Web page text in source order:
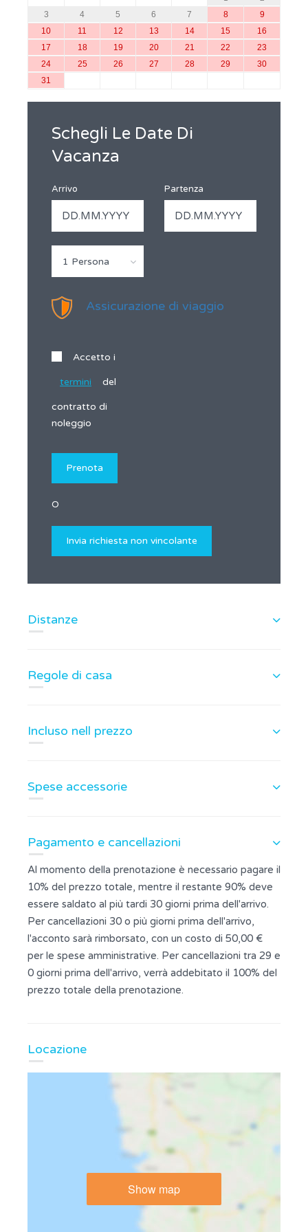
3
4 5 6 7 8
9
10
11 12 13 14 15
16
17
18 19 20 21 22
23
24
25 26 27 28 29
30
31
Schegli Le Date Di
Vacanza
Arrivo Partenza
1 Persona
Assicurazione di viaggio
Accetto i
termini del
contratto di
noleggio
O
Distanze
Regole di casa
Incluso nell prezzo
Spese accessorie
Pagamento e cancellazioni
Al momento della prenotazione è necessario pagare il
10% del prezzo totale, mentre il restante 90% deve
essere saldato al più tardi 30 giorni prima dell'arrivo.
Per cancellazioni 30 o più giorni prima dell'arrivo,
l'acconto sarà rimborsato, con un costo di 50,00 €
per le spese amministrative. Per cancellazioni tra 29 e
0 giorni prima dell'arrivo, verrà addebitato il 100% del
prezzo totale della prenotazione.
Locazione
Show map